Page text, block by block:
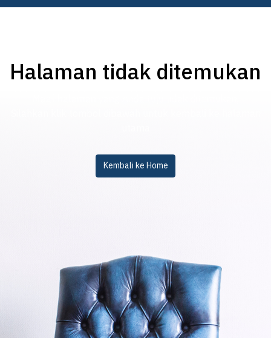
Halaman tidak ditemukan
Kembali ke Home